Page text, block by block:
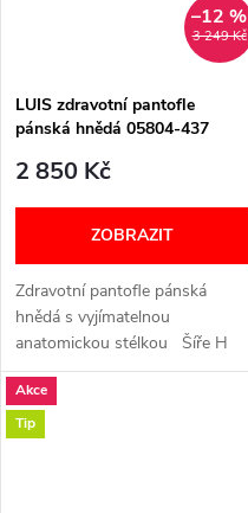
3 249 Kč
–12 %
LUIS zdravotní pantofle
pánská hnědá 05804-437
2 850 Kč
ZOBRAZIT
Zdravotní pantofle pánská
hnědá s vyjímatelnou
anatomickou stélkou Šíře H
(široká) VELIKOSTNÍ
TABULKA
Akce
Tip